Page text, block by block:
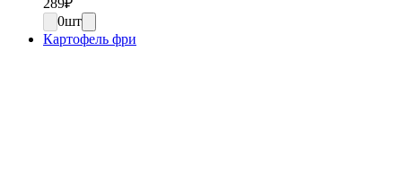
289₽
0шт
Картофель фри